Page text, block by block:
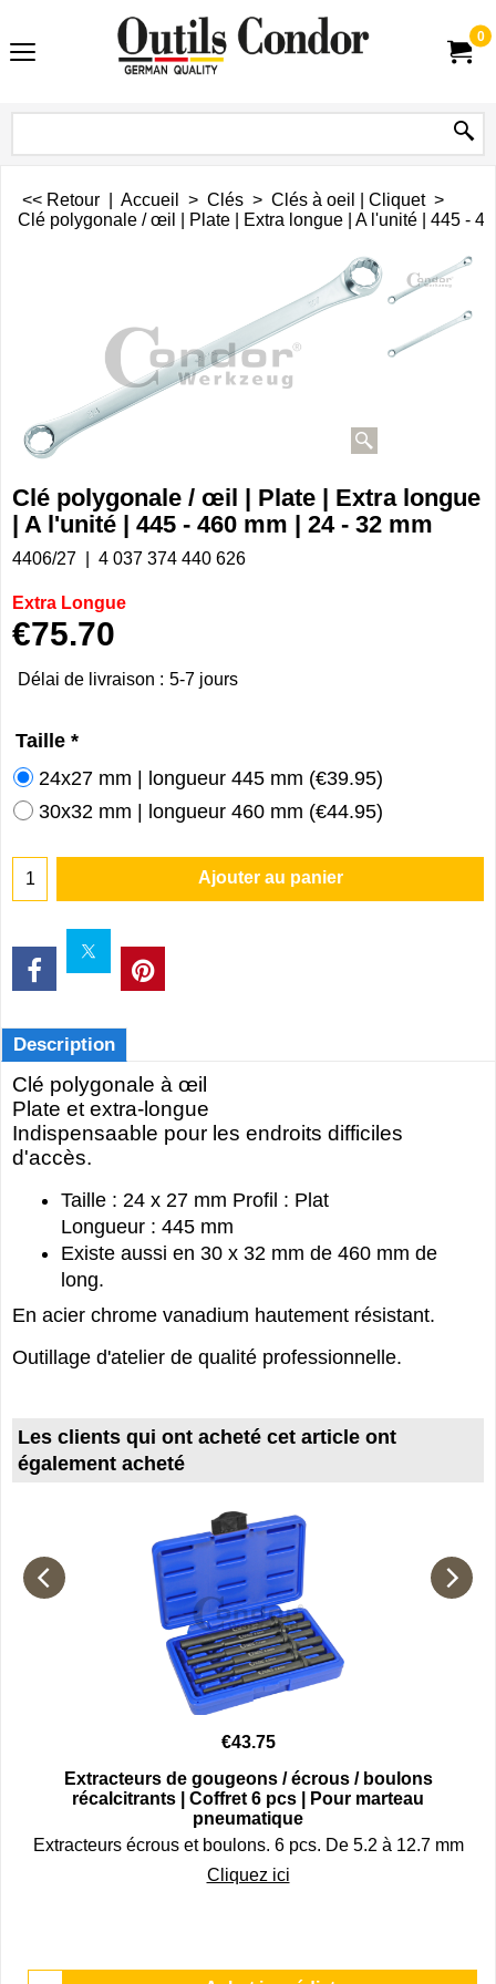
0
<< Retour Accueil > Clés > Clés à oeil | Cliquet>
Clé polygonale / œil | Plate | Extra longue | A l'unité | 445 -
Clé polygonale / œil | Plate | Extra longue
| A l'unité | 445 - 460 mm | 24 - 32 mm
4406/27 4 037 374 440 626
Extra Longue
€75.70
Délai de livraison : 5-7 jours
Taille *
24x27 mm | longueur 445 mm (€39.95)
30x32 mm | longueur 460 mm (€44.95)
Ajouter au panier
Description
Clé polygonale à œil
Plate et extra-longue
Indispensaable pour les endroits difficiles
d'accès.
Taille : 24 x 27 mm Profil : Plat
Longueur : 445 mm
Existe aussi en 30 x 32 mm de 460 mm de
long.
En acier chrome vanadium hautement résistant.
Outillage d'atelier de qualité professionnelle.
Les clients qui ont acheté cet article ont
également acheté
€43.75
Extracteurs de gougeons / écrous / boulons
récalcitrants | Coffret 6 pcs | Pour marteau
pneumatique
Extracteurs écrous et boulons. 6 pcs. De 5.2 à 12.7 mm
Cliquez ici